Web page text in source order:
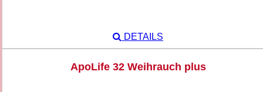
DETAILS
ApoLife 32 Weihrauch plus